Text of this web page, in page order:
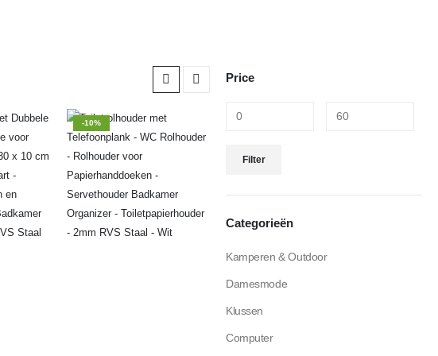
-10%
Price
Filter
Categorieën
Kamperen & Outdoor
Damesmode
Klussen
Computer